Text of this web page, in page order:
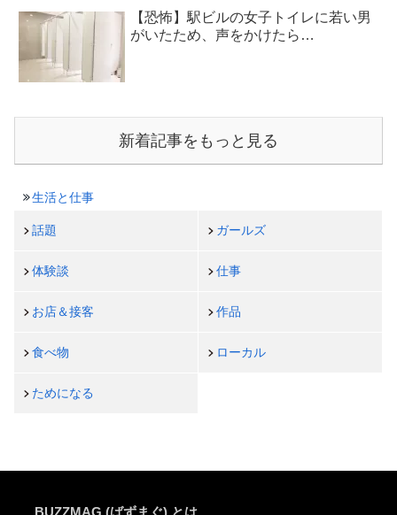
【恐怖】駅ビルの女子トイレに若い男
がいたため、声をかけたら…
新着記事をもっと見る
生活と仕事
話題 ガールズ
体験談 仕事
お店＆接客 作品
食べ物 ローカル
ためになる